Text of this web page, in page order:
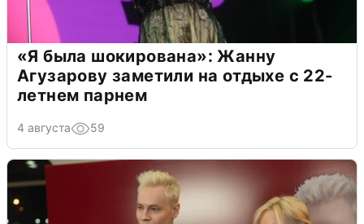
«Я была шокирована»: Жанну
Агузарову заметили на отдыхе с 22-
летнем парнем
4 августа 59